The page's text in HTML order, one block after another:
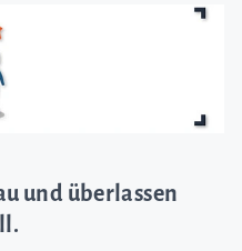
und überlassen